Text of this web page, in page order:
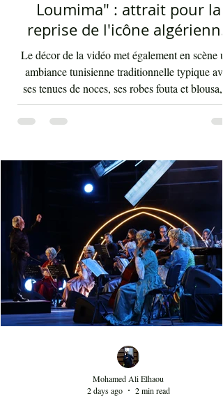
Le nouveau titre d'Afrah, "Ya
Loumima" : attrait pour la
reprise de l'icône algérienne
Rabah Driassa
Le décor de la vidéo met également en scène
ambiance tunisienne traditionnelle typique
de beauté, ainsi que la foule attirée et entraînée
cette célébration, comprenant notamment les
youyous, les larmes de bonheur et les
applaudissements sincères. "Ya Loumima"
sans doute, à capturer toute l'ambivalence de
moment précieux grâce à une performance
1 day ago
2 min read